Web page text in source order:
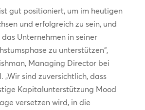
gut positioniert, um im heutigen
und erfolgreich zu sein, und
Unternehmen in seiner
zu unterstützen“,
Managing Director bei
„Wir sind zuversichtlich, dass
Kapitalunterstützung Mood
versetzen wird, in die